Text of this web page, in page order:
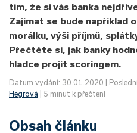
tím, že si vás banka
Zajímat se bude například
morálku, výši příjmů,
Přečtěte si, jak banky
hladce projít scoringem.
Datum vydání: 30.01.2020 |
Hegrová | 5 minut k přečtení
Obsah článku